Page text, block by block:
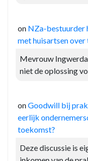
on NZa-bestuurder
met huisartsen over
Mevrouw
niet de oplossing
onGoodwill bij
eerlijk
toekomst?
Deze discussie is